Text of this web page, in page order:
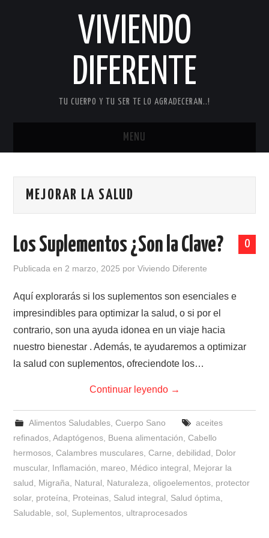
VIVIENDO
DIFERENTE
TU CUERPO Y TU SER TE LO AGRADECERAN..!
MENU
COMER SANO
CONTÁCTANOS!
MEJORAR LA SALUD
0
Los Suplementos ¿Son la Clave?
Publicada en 2 marzo, 2025 porViviendo Diferente
Aquí explorarás si los suplementos son esenciales e
impresindibles para optimizar la salud, o si por el
contrario, son una ayuda idonea en un viaje hacia
nuestro bienestar . Además, te ayudaremos a optimizar
la salud con suplementos, ofreciendote los…
Continuar leyendo →
Alimentos Saludables, Cuerpo Sano
aceites
refinados ,Adaptógenos Buena alimentación ,Cabello
hermosos ,Calambres musculares ,Carne ,debilidad
Dolor
muscular, Inflamación mareo Médico integral
Mejorar la
salud
Migraña Natural Naturaleza ,oligoelementos protector
solar, proteína Proteinas Salud integral Salud óptima
Saludable ,sol Suplementos ultraprocesados